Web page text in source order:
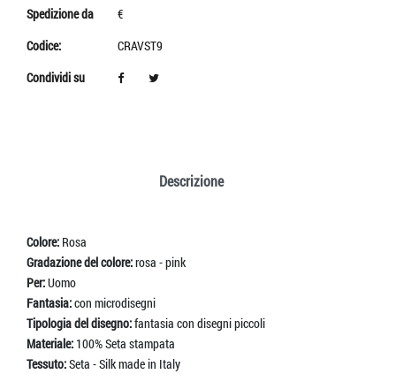
Spedizione da
€
Codice:
CRAVST9
Condividi su
Descrizione
Colore: Rosa
Gradazione del colore:rosa - pink
Per:Uomo
Fantasia:con microdisegni
Tipologia del disegno:fantasia con disegni piccoli
Materiale: 100% Seta stampata
Tessuto:Seta - Silk made in Italy